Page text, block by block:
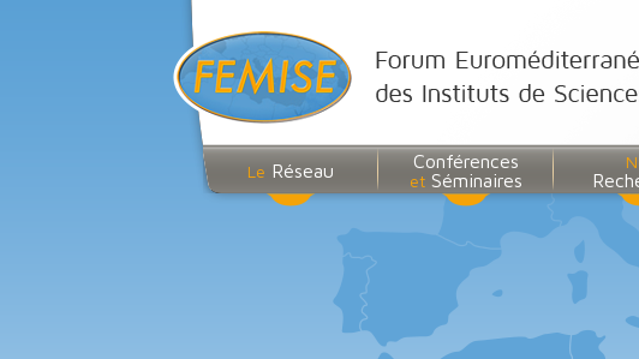
Le Réseau Conférences
etSéminaires